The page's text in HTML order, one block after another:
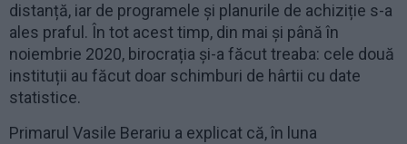
distanță, iar de programele și planurile de achiziție s-a
ales praful. În tot acest timp, din mai și până în
noiembrie 2020, birocrația și-a făcut treaba: cele două
instituții au făcut doar schimburi de hârtii cu date
statistice.
Primarul Vasile Berariu a explicat că, în luna